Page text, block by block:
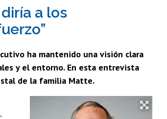
Clínico
a los
ha mantenido una visión clara
y el entorno. En esta entrevista
de la familia Matte.